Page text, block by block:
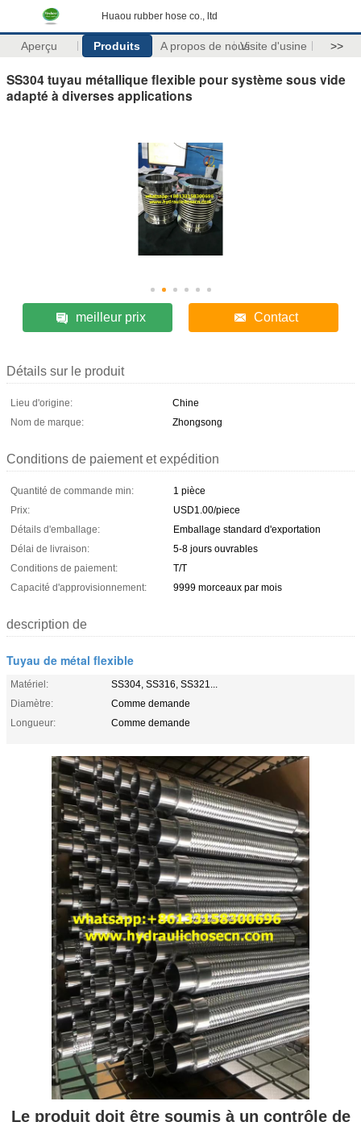
Huaou rubber hose co., ltd
Aperçu Produits A propos de nousVisite d'usine >>
SS304 tuyau métallique flexible pour système sous vide
adapté à diverses applications
meilleur prix Contact
Détails sur le produit
Lieu d'origine:
Chine
Nom de marque:
Zhongsong
Conditions de paiement et expédition
Quantité de commande min:
1 pièce
Prix:
USD1.00/piece
Détails d'emballage:
Emballage standard d'exportation
Délai de livraison:
5-8 jours ouvrables
Conditions de paiement:
T/T
Capacité d'approvisionnement:
9999 morceaux par mois
description de
Tuyau de métal flexible
Matériel:
SS304, SS316, SS321...
Diamètre:
Comme demande
Longueur:
Comme demande
Le produit doit être soumis à un contrôle de